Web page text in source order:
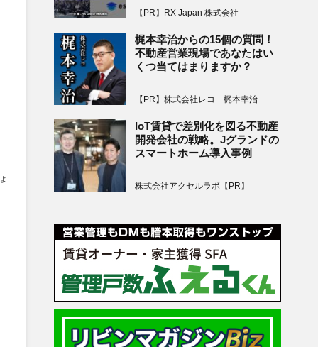
【PR】RX Japan 株式会社
梶本幸治からの15個の質問！
不動産営業現場であなたはい
くつ当てはまりますか？
【PR】株式会社レコ 梶本幸治
IoT賃貸で差別化を図る不動産
開発会社の戦略。Jグランドの
スマートホーム導入事例
株式会社アクセルラボ【PR】